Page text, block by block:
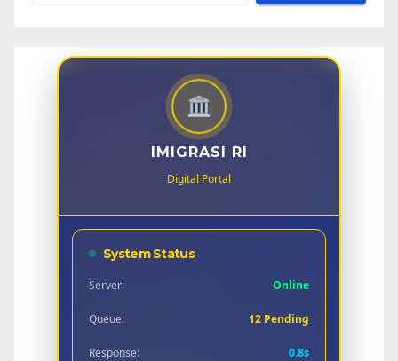
IMIGRASI RI
Digital Portal
System Status
Server: Online
Queue: 12 Pending
Response: 0.8s